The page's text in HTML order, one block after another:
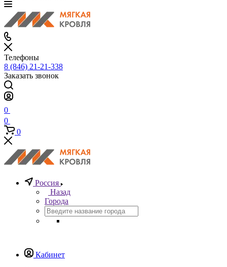
Телефоны
8 (846) 21-21-338
Заказать звонок
0
0
0
Россия
Назад
Города
Кабинет